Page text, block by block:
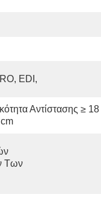
EDI,
Αντίστασης ≥ 18
Των